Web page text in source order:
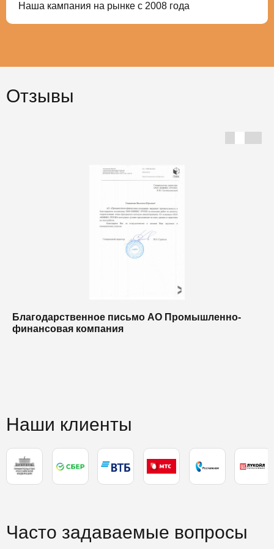
Наша кампания на рынке с 2008 года
Отзывы
Благодарственное письмо АО Промышленно-
финансовая компания
Наши клиенты
Часто задаваемые вопросы